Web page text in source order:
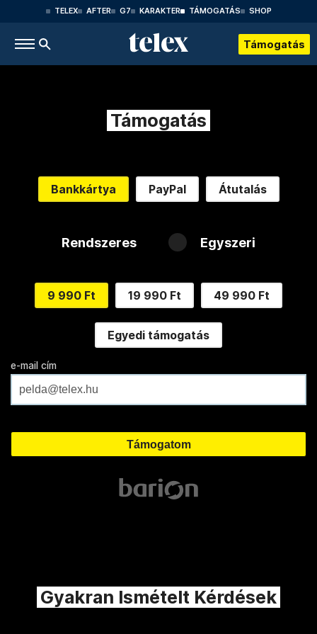
TELEX AFTER G7 KARAKTER TÁMOGATÁS SHOP
Támogatás
Támogatás
Bankkártya PayPal Átutalás
Rendszeres Egyszeri
9 990 Ft 19 990 Ft 49 990 Ft
Egyedi támogatás
e-mail cím
Gyakran Ismételt Kérdések